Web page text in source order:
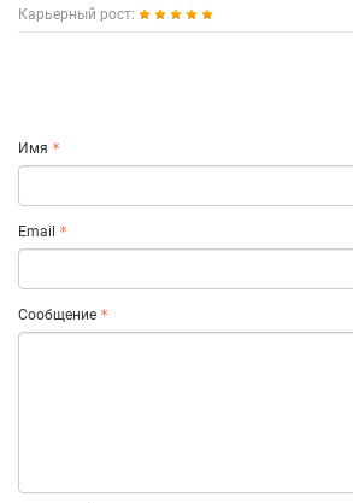
Карьерный рост:
Имя
Email
Сообщение